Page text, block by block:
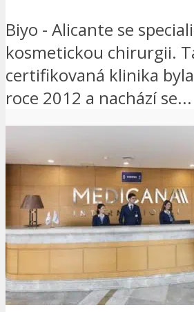
Biyo - Alicante se
kosmetickou chirurgii.
certifikovaná klinika
roce 2012 a nachází se...